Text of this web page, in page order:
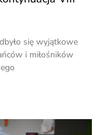
się wyjątkowe
i miłośników